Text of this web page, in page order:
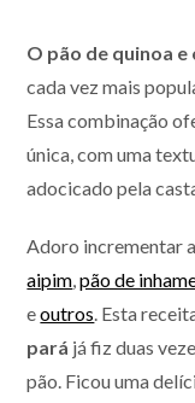
O pão de quinoa
cada vez mais
Essa combinação
única, com uma
adocicado pela
Adoro incrementar
aipim,pão de
eoutros. Esta
pará já fiz duas
pão. Ficou uma